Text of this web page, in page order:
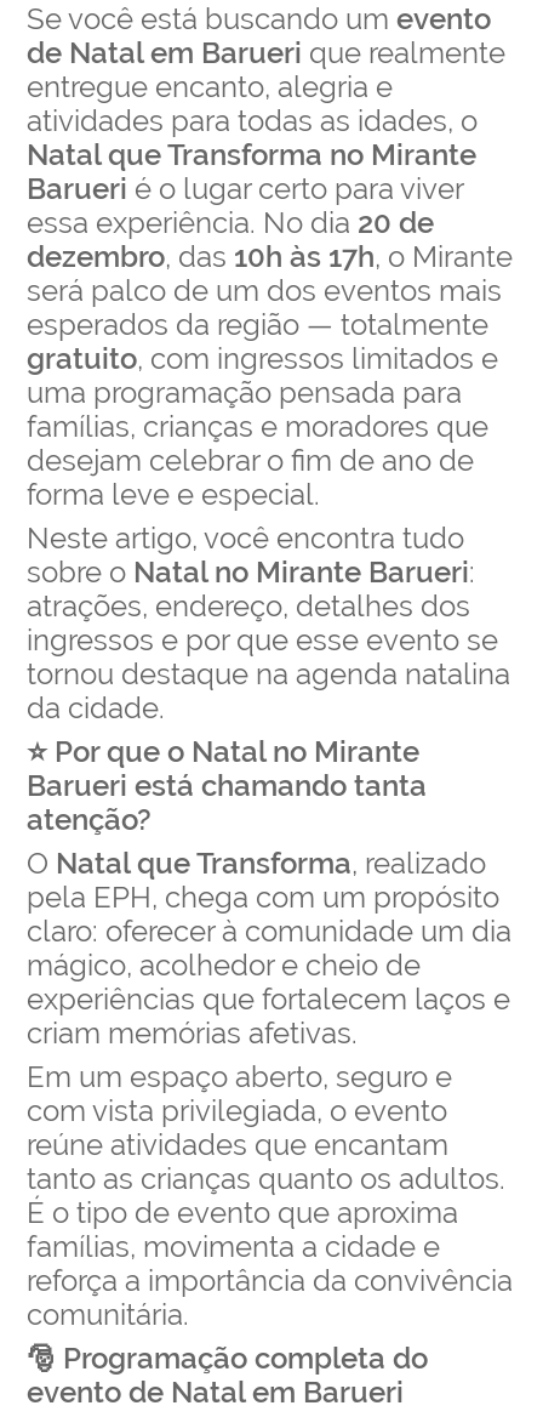
Se você está buscando umevento
de Natal em Barueri que realmente
entregue encanto, alegria e
atividades para todas as idades, o
Natal que Transforma no Mirante
Barueri é o lugar certo para viver
essa experiência. No dia 20 de
dezembro, das 10h às 17h, o Mirante
será palco de um dos eventos mais
esperados da região — totalmente
gratuito, com ingressos limitados e
uma programação pensada para
famílias, crianças e moradores que
desejam celebrar o fim de ano de
forma leve e especial.
Neste artigo, você encontra tudo
sobre o Natal no Mirante Barueri:
atrações, endereço, detalhes dos
ingressos e por que esse evento se
tornou destaque na agenda natalina
da cidade.
⭐ Por que o Natal no Mirante
Barueri está chamando tanta
atenção?
O Natal que Transforma, realizado
pela EPH, chega com um propósito
claro: oferecer à comunidade um dia
mágico, acolhedor e cheio de
experiências que fortalecem laços e
criam memórias afetivas.
Em um espaço aberto, seguro e
com vista privilegiada, o evento
reúne atividades que encantam
tanto as crianças quanto os adultos.
É o tipo de evento que aproxima
famílias, movimenta a cidade e
reforça a importância da convivência
comunitária.
🎅 Programação completa do
evento de Natal em Barueri